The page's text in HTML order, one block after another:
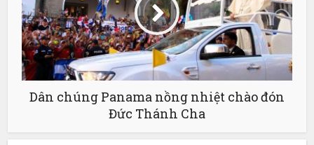
Dân chúng Panama nồng nhiệt chào đón
Đức Thánh Cha